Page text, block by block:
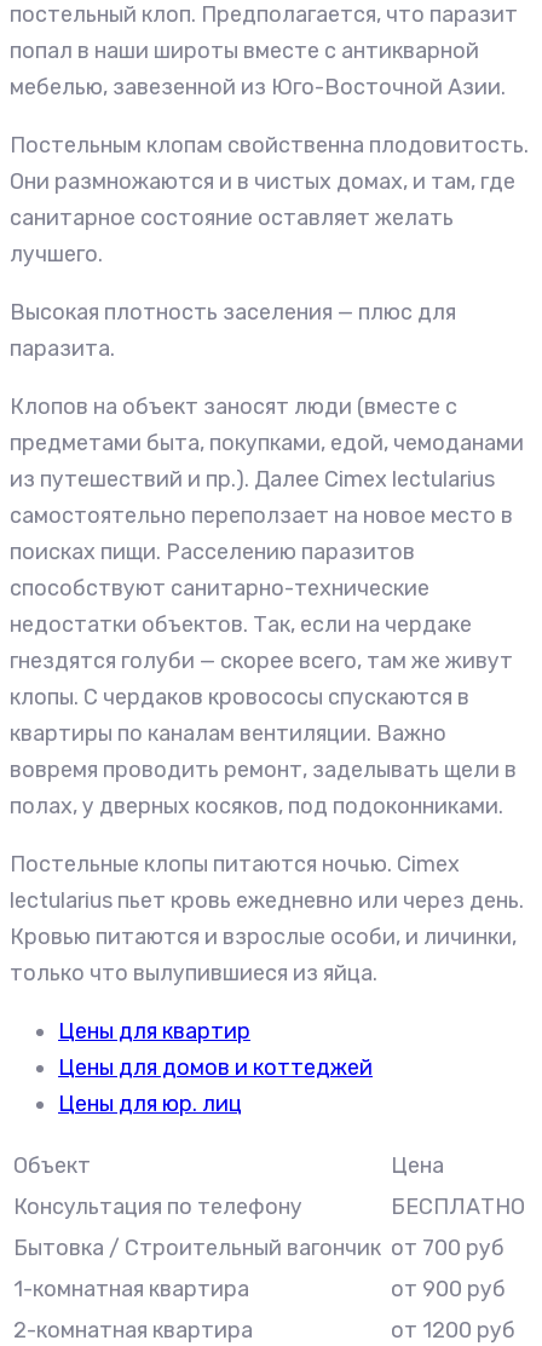
постельный клоп. Предполагается, что паразит
попал в наши широты вместе с антикварной
мебелью, завезенной из Юго-Восточной Азии.
Постельным клопам свойственна плодовитость.
Они размножаются и в чистых домах, и там, где
санитарное состояние оставляет желать
лучшего.
Высокая плотность заселения — плюс для
паразита.
Клопов на объект заносят люди (вместе с
предметами быта, покупками, едой, чемоданами
из путешествий и пр.). Далее Cimex lectularius
самостоятельно переползает на новое место в
поисках пищи. Расселению паразитов
способствуют санитарно-технические
недостатки объектов. Так, если на чердаке
гнездятся голуби — скорее всего, там же живут
клопы. С чердаков кровососы спускаются в
квартиры по каналам вентиляции. Важно
вовремя проводить ремонт, заделывать щели в
полах, у дверных косяков, под подоконниками.
Постельные клопы питаются ночью. Cimex
lectularius пьет кровь ежедневно или через день.
Кровью питаются и взрослые особи, и личинки,
только что вылупившиеся из яйца.
Цены для квартир
Цены для домов и коттеджей
Цены для юр. лиц
Объект
Цена
Консультация по телефону
БЕСПЛАТНО
Бытовка / Строительный вагончик от 700 руб
1-комнатная квартира
от 900 руб
2-комнатная квартира
от 1200 руб